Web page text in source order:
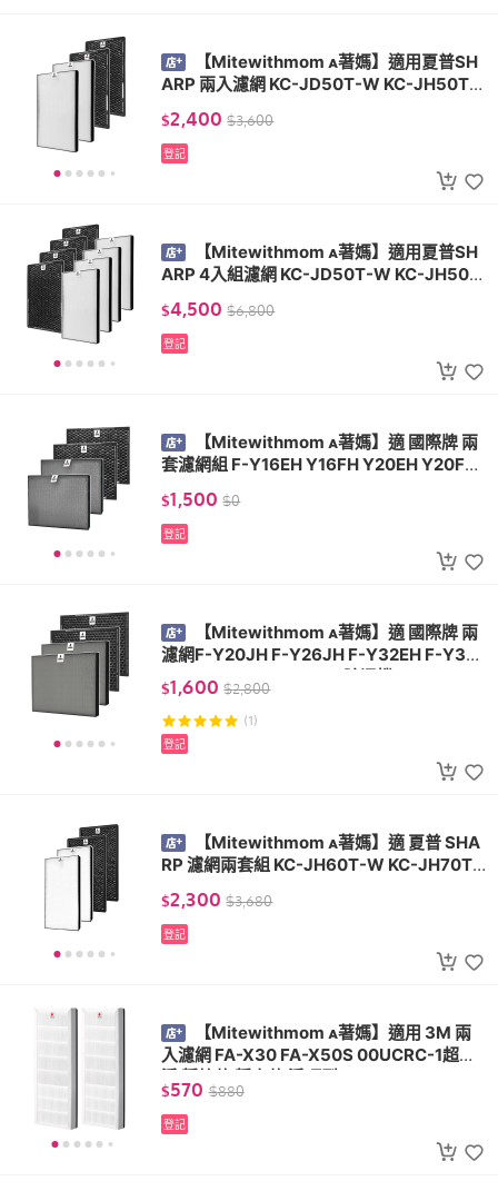
【Mitewithmom 著媽】適用夏普SH
ARP 兩入濾網 KC-JD50T-W KC-JH50T-
$2,400 $3,600
登記
【Mitewithmom 著媽】適用夏普SH
ARP 4入組濾網 KC-JD50T-W KC-JH50T
$4,500 $6,800
登記
【Mitewithmom 著媽】適 國際牌 兩
套濾網組 F-Y16EH Y16FH Y20EH Y20FH
$1,500 $0
登記
【Mitewithmom 著媽】適 國際牌 兩
濾網F-Y20JH F-Y26JH F-Y32EH F-Y32
GH F-Y32JH F-Y36JH 除濕機
$1,600 $2,800
(1)
登記
【Mitewithmom 著媽】適 夏普 SHA
RP 濾網兩套組 KC-JH60T-W KC-JH70T-
$2,300 $3,680
登記
【Mitewithmom 著媽】適用 3M 兩
入濾網 FA-X30 FA-X50S 00UCRC-1超濾
淨 靜炫款 靜音款 淨巧型
$570 $880
登記